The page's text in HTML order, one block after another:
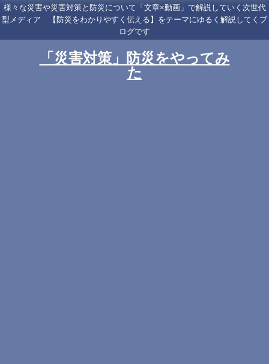
様々な災害や災害対策と防災について「文章×動画」で解説していく次世代
型メディア 【防災をわかりやすく伝える】をテーマにゆるく解説してくブ
ログです
「災害対策」防災をやってみ
た